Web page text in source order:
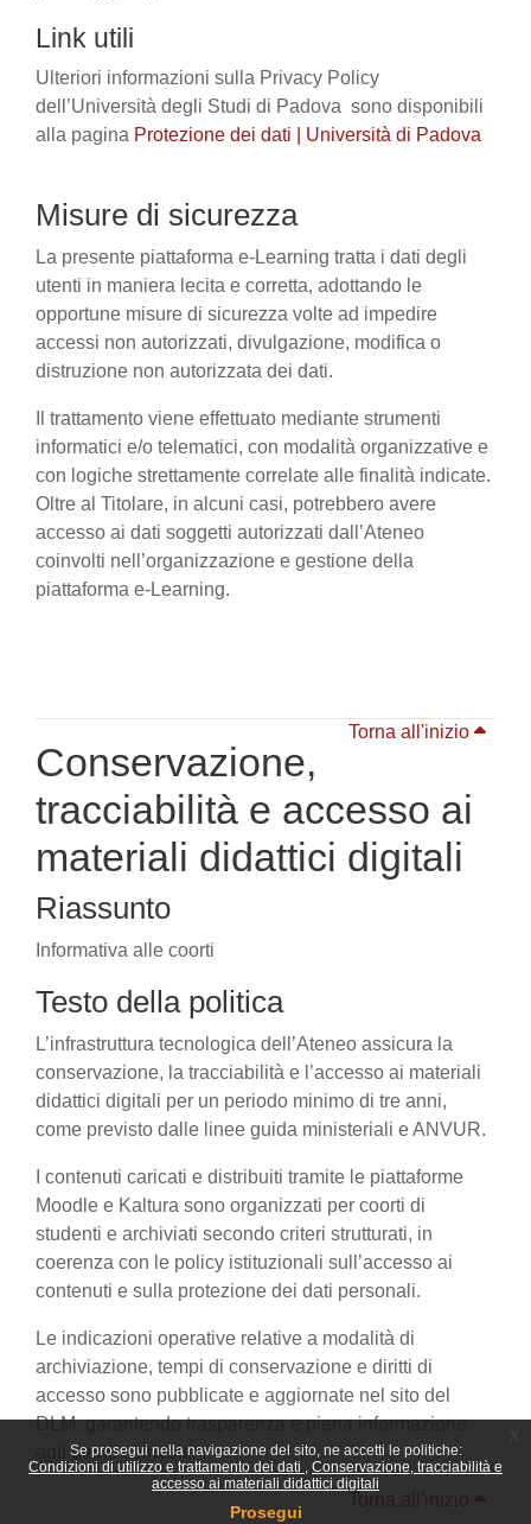
Se prosegui nella navigazione del sito, ne accetti le politiche:
Condizioni di utilizzo e trattamento dei dati
Conservazione, tracciabilità e
accesso ai materiali didattici digitali
Prosegui
Link utili
Ulteriori informazioni sulla Privacy Policy
dell’Università degli Studi di Padova sono disponibili
alla pagina Protezione dei dati | Università di Padova
Misure di sicurezza
La presente piattaforma e-Learning tratta i dati degli
utenti in maniera lecita e corretta, adottando le
opportune misure di sicurezza volte ad impedire
accessi non autorizzati, divulgazione, modifica o
distruzione non autorizzata dei dati.
Il trattamento viene effettuato mediante strumenti
informatici e/o telematici, con modalità organizzative e
con logiche strettamente correlate alle finalità indicate.
Oltre al Titolare, in alcuni casi, potrebbero avere
accesso ai dati soggetti autorizzati dall’Ateneo
coinvolti nell’organizzazione e gestione della
piattaforma e-Learning.
Torna all'inizio
Conservazione,
tracciabilità e accesso ai
materiali didattici digitali
Riassunto
Informativa alle coorti
Testo della politica
L’infrastruttura tecnologica dell’Ateneo assicura la
conservazione, la tracciabilità e l’accesso ai materiali
didattici digitali per un periodo minimo di tre anni,
come previsto dalle linee guida ministeriali e ANVUR.
I contenuti caricati e distribuiti tramite le piattaforme
Moodle e Kaltura sono organizzati per coorti di
studenti e archiviati secondo criteri strutturati, in
coerenza con le policy istituzionali sull’accesso ai
contenuti e sulla protezione dei dati personali.
Le indicazioni operative relative a modalità di
archiviazione, tempi di conservazione e diritti di
accesso sono pubblicate e aggiornate nel sito del
DLM, garantendo trasparenza e piena informazione
agli utenti coinvolti.